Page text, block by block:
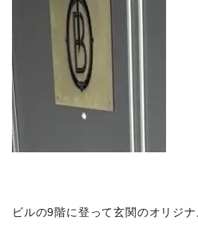
ビルの9階に登って玄関のオリジナ